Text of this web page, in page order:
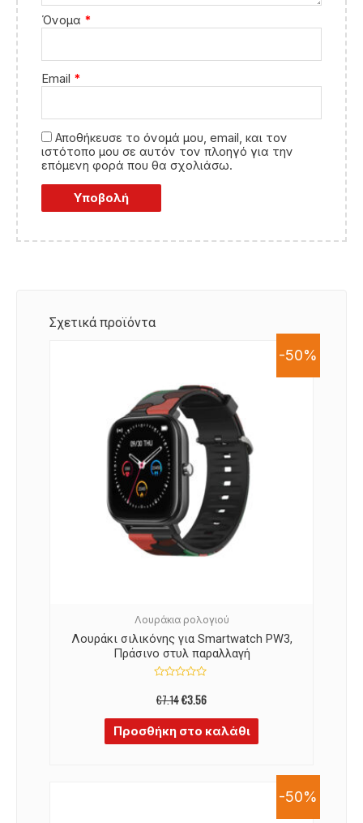
Όνομα *
Email *
Αποθήκευσε το όνομά μου, email, και τον
ιστότοπο μου σε αυτόν τον πλοηγό για την
επόμενη φορά που θα σχολιάσω.
Σχετικά προϊόντα
-50%
Λουράκια ρολογιού
Λουράκι σιλικόνης για Smartwatch PW3,
Πράσινο στυλ παραλλαγή
με
0
5
€7.14€3.56
Προσθήκη στο καλάθι
-50%